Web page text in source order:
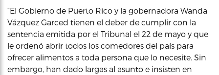
“El Gobierno de Puerto Rico y la gobernadora Wanda
Vázquez Garced tienen el deber de cumplir con la
sentencia emitida por el Tribunal el 22 de mayo y que
le ordenó abrir todos los comedores del país para
ofrecer alimentos a toda persona que lo necesite. Sin
embargo, han dado largas al asunto e insisten en